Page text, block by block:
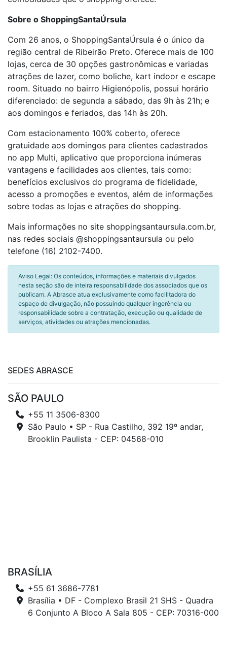
Sobre o ShoppingSantaÚrsula
Com 26 anos, o ShoppingSantaÚrsula é o único da
região central de Ribeirão Preto. Oferece mais de 100
lojas, cerca de 30 opções gastronômicas e variadas
atrações de lazer, como boliche, kart indoor e escape
room. Situado no bairro Higienópolis, possui horário
diferenciado: de segunda a sábado, das 9h às 21h; e
aos domingos e feriados, das 14h às 20h.
Com estacionamento 100% coberto, oferece
gratuidade aos domingos para clientes cadastrados
no app Multi, aplicativo que proporciona inúmeras
vantagens e facilidades aos clientes, tais como:
benefícios exclusivos do programa de fidelidade,
acesso a promoções e eventos, além de informações
sobre todas as lojas e atrações do shopping.
Mais informações no site shoppingsantaursula.com.br,
nas redes sociais @shoppingsantaursula ou pelo
telefone (16) 2102-7400.
Aviso Legal: Os conteúdos, informações e materiais divulgados
nesta seção são de inteira responsabilidade dos associados que os
publicam. A Abrasce atua exclusivamente como facilitadora do
espaço de divulgação, não possuindo qualquer ingerência ou
responsabilidade sobre a contratação, execução ou qualidade de
serviços, atividades ou atrações mencionadas.
SEDES ABRASCE
SÃO PAULO
+55 11 3506-8300
São Paulo • SP - Rua Castilho, 392 19º andar,
Brooklin Paulista - CEP: 04568-010
BRASÍLIA
+55 61 3686-7781
Brasília • DF - Complexo Brasil 21 SHS - Quadra
6 Conjunto A Bloco A Sala 805 - CEP: 70316-000